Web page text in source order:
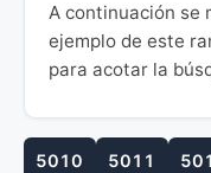
A continuación se
ejemplo de este
para acotar la
5010 5011